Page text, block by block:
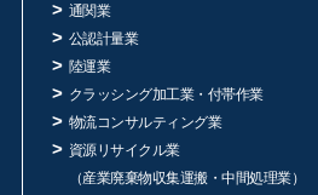
通関業
公認計量業
陸運業
クラッシング加工業・付帯作業
物流コンサルティング業
資源リサイクル業
（産業廃棄物収集運搬・中間処理業）